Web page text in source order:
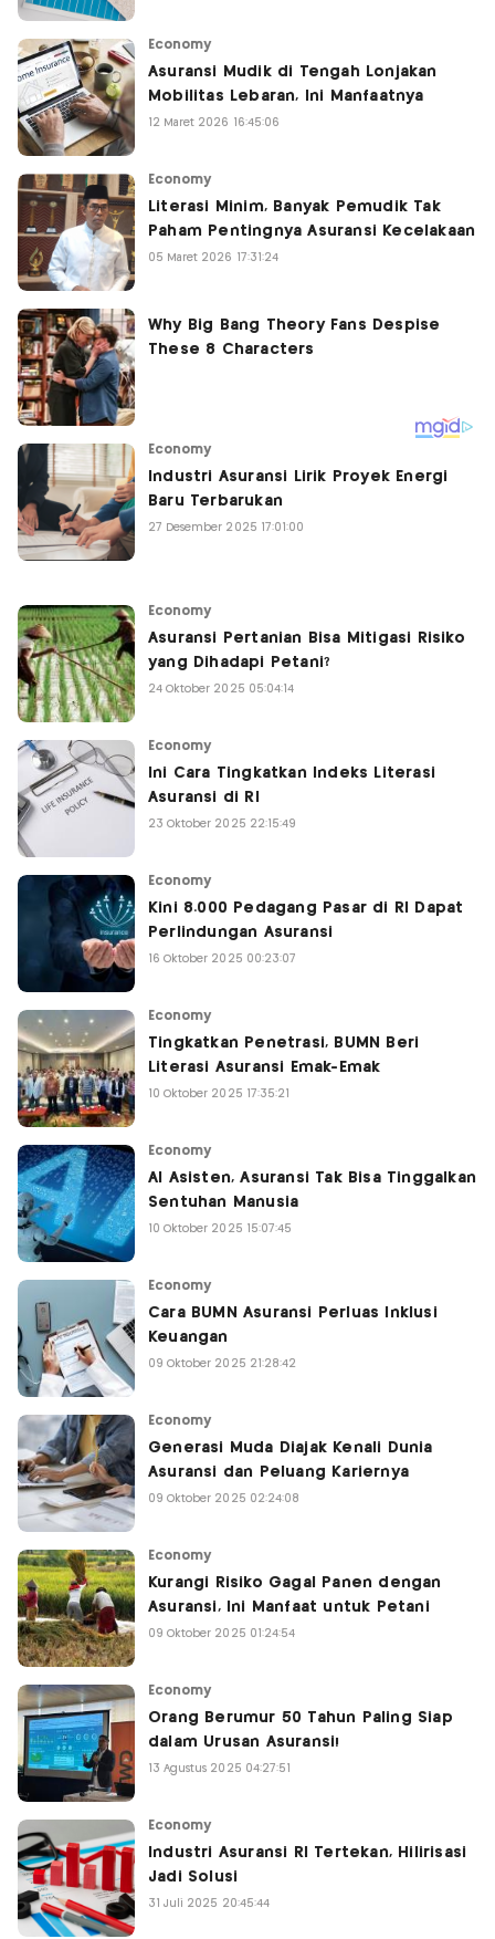
Economy
Asuransi Mudik di Tengah Lonjakan
Mobilitas Lebaran, Ini Manfaatnya
12 Maret 2026 16:45:06
Economy
Literasi Minim, Banyak Pemudik Tak
Paham Pentingnya Asuransi Kecelakaan
05 Maret 2026 17:31:24
Economy
Industri Asuransi Lirik Proyek Energi
Baru Terbarukan
27 Desember 2025 17:01:00
Economy
Asuransi Pertanian Bisa Mitigasi Risiko
yang Dihadapi Petani?
24 Oktober 2025 05:04:14
Economy
Ini Cara Tingkatkan Indeks Literasi
Asuransi di RI
23 Oktober 2025 22:15:49
Economy
Kini 8.000 Pedagang Pasar di RI Dapat
Perlindungan Asuransi
16 Oktober 2025 00:23:07
Economy
Tingkatkan Penetrasi, BUMN Beri
Literasi Asuransi Emak-Emak
10 Oktober 2025 17:35:21
Economy
AI Asisten, Asuransi Tak Bisa Tinggalkan
Sentuhan Manusia
10 Oktober 2025 15:07:45
Economy
Cara BUMN Asuransi Perluas Inklusi
Keuangan
09 Oktober 2025 21:28:42
Economy
Generasi Muda Diajak Kenali Dunia
Asuransi dan Peluang Kariernya
09 Oktober 2025 02:24:08
Economy
Kurangi Risiko Gagal Panen dengan
Asuransi, Ini Manfaat untuk Petani
09 Oktober 2025 01:24:54
Economy
Orang Berumur 50 Tahun Paling Siap
dalam Urusan Asuransi!
13 Agustus 2025 04:27:51
Economy
Industri Asuransi RI Tertekan, Hilirisasi
Jadi Solusi
31 Juli 2025 20:45:44